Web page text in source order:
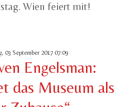
Wien feiert mit!
03 September 2017 07:09
Engelsman:
das Museum als